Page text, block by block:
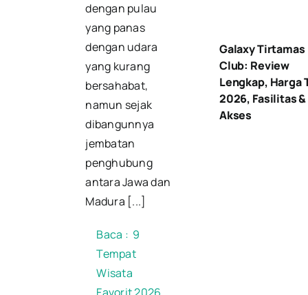
dengan pulau
yang panas
dengan udara
yang kurang
bersahabat,
namun sejak
dibangunnya
jembatan
penghubung
antara Jawa dan
Madura [...]
Baca : 9
Tempat
Wisata
Galaxy Tirtamas
Club: Review
Lengkap, Harga
2026, Fasilitas &
Akses